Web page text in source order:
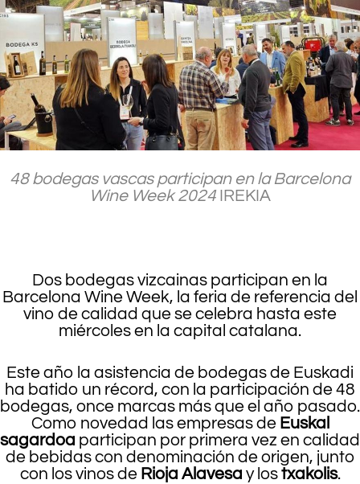
48 bodegas vascas participan en la Barcelona
Wine Week 2024IREKIA
Dos bodegas vizcainas participan en la
Barcelona Wine Week, la feria de referencia del
vino de calidad que se celebra hasta este
miércoles en la capital catalana.
Este año la asistencia de bodegas de Euskadi
ha batido un récord, con la participación de 48
bodegas, once marcas más que el año pasado.
Como novedad las empresas de Euskal
sagardoa participan por primera vez en calidad
de bebidas con denominación de origen, junto
con los vinos de Rioja Alavesa y lostxakolis.